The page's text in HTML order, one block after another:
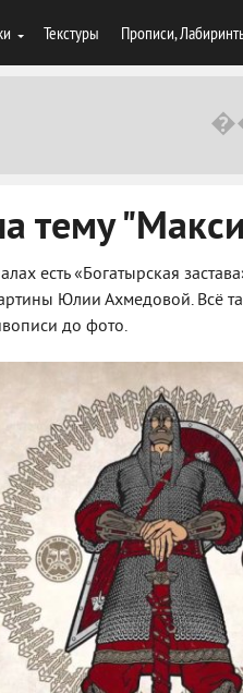
Текстуры Прописи,
тему
есть «Богатырская
Юлии Ахмедовой. Всё
до фото.